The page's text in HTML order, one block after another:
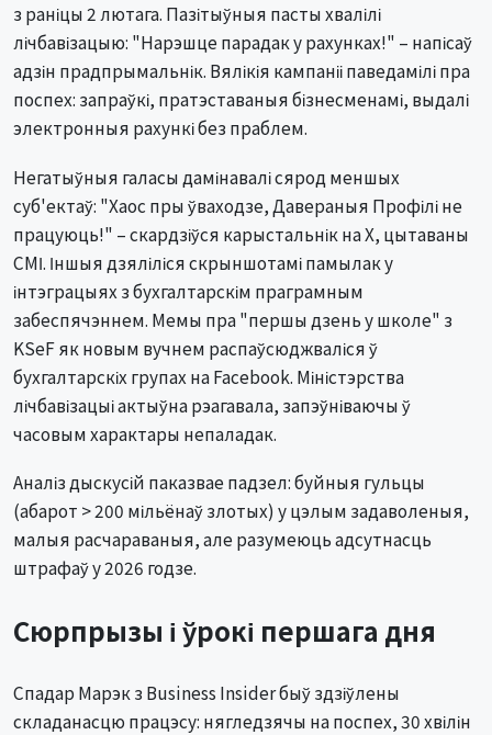
з раніцы 2 лютага. Пазітыўныя пасты хвалілі
лічбавізацыю: "Нарэшце парадак у рахунках!" – напісаў
адзін прадпрымальнік. Вялікія кампаніі паведамілі пра
поспех: запраўкі, пратэставаныя бізнесменамі, выдалі
электронныя рахункі без праблем.
Негатыўныя галасы дамінавалі сярод меншых
суб'ектаў: "Хаос пры ўваходзе, Давераныя Профілі не
працуюць!" – скардзіўся карыстальнік на X, цытаваны
СМІ. Іншыя дзяліліся скрыншотамі памылак у
інтэграцыях з бухгалтарскім праграмным
забеспячэннем. Мемы пра "першы дзень у школе" з
KSeF як новым вучнем распаўсюджваліся ў
бухгалтарскіх групах на Facebook. Міністэрства
лічбавізацыі актыўна рэагавала, запэўніваючы ў
часовым характары непаладак.
Аналіз дыскусій паказвае падзел: буйныя гульцы
(абарот > 200 мільёнаў злотых) у цэлым задаволеныя,
малыя расчараваныя, але разумеюць адсутнасць
штрафаў у 2026 годзе.
Сюрпрызы і ўрокі першага дня
Спадар Марэк з Business Insider быў здзіўлены
складанасцю працэсу: нягледзячы на поспех, 30 хвілін